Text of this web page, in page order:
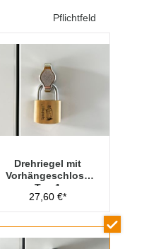
Pflichtfeld
Drehriegel mit
Vorhängeschloss
Typ 1
27,60 €*